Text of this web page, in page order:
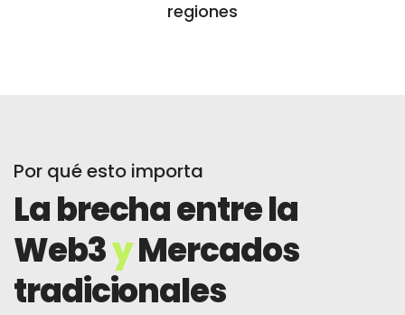
regiones
Por qué esto importa
La brecha entre la
Web3yMercados
tradicionales